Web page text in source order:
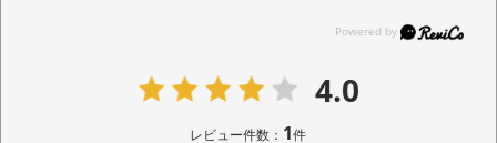
4.0
レビュー件数： 1件